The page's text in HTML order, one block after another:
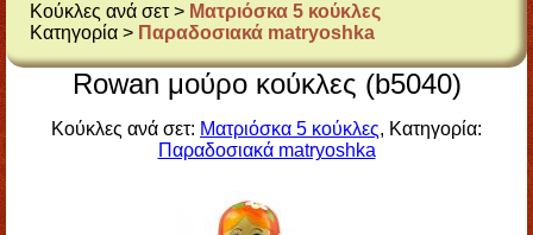
Κούκλες ανά σετ > Ματριόσκα 5 κούκλες
Κατηγορία > Παραδοσιακά matryoshka
Rowan μούρο κούκλες (b5040)
Κούκλες ανά σετ: Ματριόσκα 5 κούκλες, Κατηγορία:
Παραδοσιακά matryoshka